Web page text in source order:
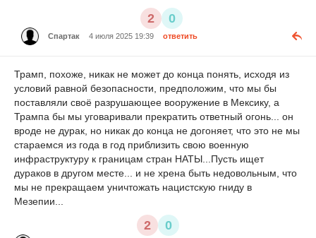
2 0
Спартак 4 июля 2025 19:39 ответить
Трамп, похоже, никак не может до конца понять, исходя из
условий равной безопасности, предположим, что мы бы
поставляли своё разрушающее вооружение в Мексику, а
Трампа бы мы уговаривали прекратить ответный огонь... он
вроде не дурак, но никак до конца не догоняет, что это не мы
стараемся из года в год приблизить свою военную
инфраструктуру к границам стран НАТЫ...Пусть ищет
дураков в другом месте... и не хрена быть недовольным, что
мы не прекращаем уничтожать нацистскую гниду в
Мезепии...
2 0